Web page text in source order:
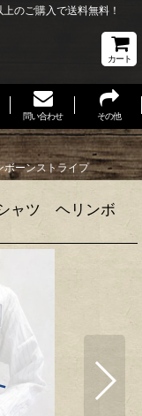
のご購入で送料無料！
カート
問い合わせ その他
ーンストライプ
ャツ ヘリンボ